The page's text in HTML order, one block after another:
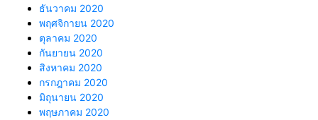
ธันวาคม 2020
พฤศจิกายน 2020
ตุลาคม 2020
กันยายน 2020
สิงหาคม 2020
กรกฎาคม 2020
มิถุนายน 2020
พฤษภาคม 2020